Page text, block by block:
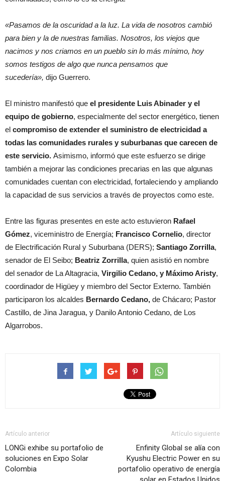
«Pasamos de la oscuridad a la luz. La vida de nosotros cambió
para bien y la de nuestras familias. Nosotros, los viejos que
nacimos y nos criamos en un pueblo sin lo más mínimo, hoy
somos testigos de algo que nunca pensamos que
sucedería», dijo Guerrero.
El ministro manifestó que el presidente Luis Abinader y el
equipo de gobierno, especialmente del sector energético, tienen
el compromiso de extender el suministro de electricidad a
todas las comunidades rurales y suburbanas que carecen de
este servicio. Asimismo, informó que este esfuerzo se dirige
también a mejorar las condiciones precarias en las que algunas
comunidades cuentan con electricidad, fortaleciendo y ampliando
la capacidad de sus servicios a través de proyectos como este.
Entre las figuras presentes en este acto estuvieron Rafael
Gómez, viceministro de Energía; Francisco Cornelio, director
de Electrificación Rural y Suburbana (DERS); Santiago Zorrilla,
senador de El Seibo; Beatriz Zorrilla, quien asistió en nombre
del senador de La Altagracia, Virgilio Cedano, y Máximo Aristy,
coordinador de Higüey y miembro del Sector Externo. También
participaron los alcaldes Bernardo Cedano, de Chácaro; Pastor
Castillo, de Jina Jaragua, y Danilo Antonio Cedano, de Los
Algarrobos.
Artículo anterior
LONGi exhibe su portafolio de
soluciones en Expo Solar
Colombia
Artículo siguiente
Enfinity Global se alía con
Kyushu Electric Power en su
portafolio operativo de energía